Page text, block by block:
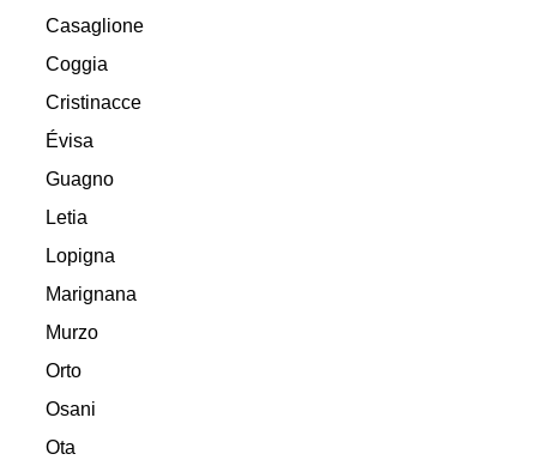
Casaglione
Coggia
Cristinacce
Évisa
Guagno
Letia
Lopigna
Marignana
Murzo
Orto
Osani
Ota